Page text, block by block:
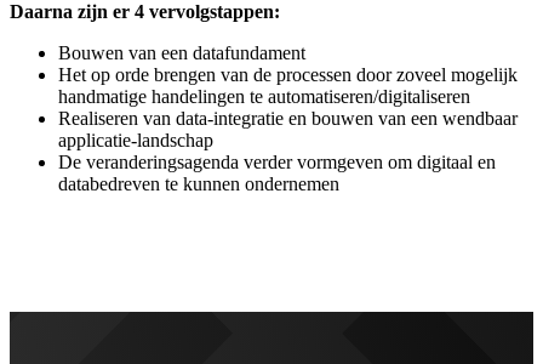
Daarna zijn er 4 vervolgstappen:
Bouwen van een datafundament
Het op orde brengen van de processen door zoveel mogelijk
handmatige handelingen te automatiseren/digitaliseren
Realiseren van data-integratie en bouwen van een wendbaar
applicatie-landschap
De veranderingsagenda verder vormgeven om digitaal en
databedreven te kunnen ondernemen